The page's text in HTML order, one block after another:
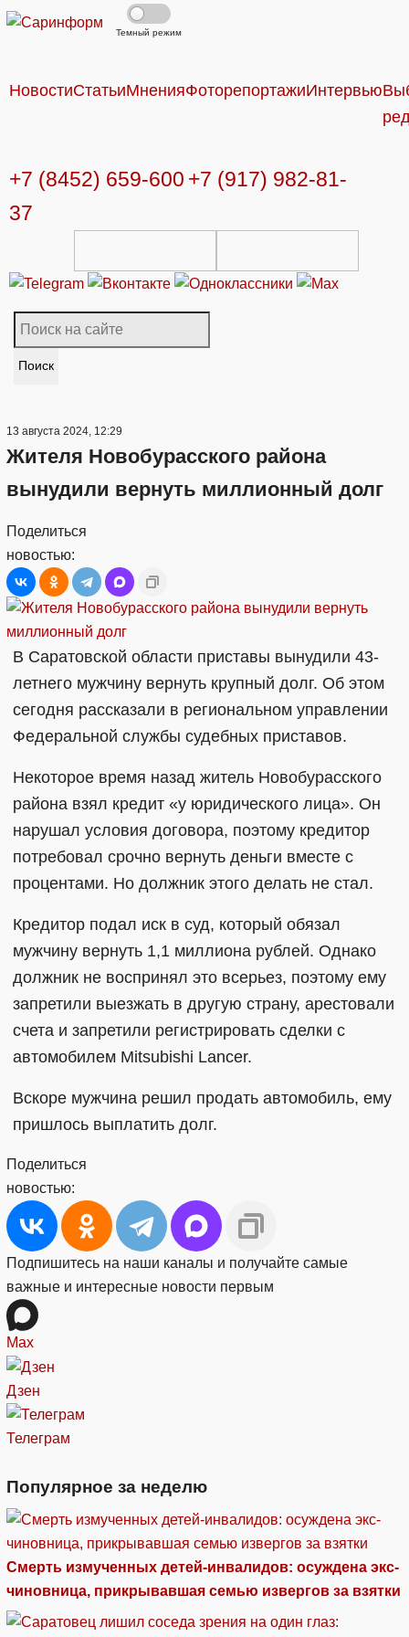
Темный режим
НовостиСтатьиМненияФоторепортажиИнтервью
+7 (8452) 659-600 +7 (917) 982-81-
37
Поиск
13 августа 2024, 12:29
Жителя Новобурасского района
вынудили вернуть миллионный долг
Поделиться
новостью:
В Саратовской области приставы вынудили 43-
летнего мужчину вернуть крупный долг. Об этом
сегодня рассказали в региональном управлении
Федеральной службы судебных приставов.
Некоторое время назад житель Новобурасского
района взял кредит «у юридического лица». Он
нарушал условия договора, поэтому кредитор
потребовал срочно вернуть деньги вместе с
процентами. Но должник этого делать не стал.
Кредитор подал иск в суд, который обязал
мужчину вернуть 1,1 миллиона рублей. Однако
должник не воспринял это всерьез, поэтому ему
запретили выезжать в другую страну, арестовали
счета и запретили регистрировать сделки с
автомобилем Mitsubishi Lancer.
Вскоре мужчина решил продать автомобиль, ему
пришлось выплатить долг.
Поделиться
новостью:
Подпишитесь на наши каналы и получайте самые
важные и интересные новости первым
Max
Дзен
Телеграм
Популярное за неделю
Смерть измученных детей-инвалидов: осуждена экс-
чиновница, прикрывавшая семью извергов за взятки